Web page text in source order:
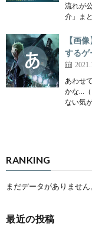
流れが
介」ま
【画
するゲ
あわせ
かな…（
ない気
RANKING
まだデータがありません
最近の投稿